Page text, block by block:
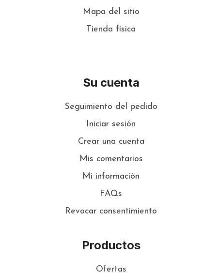
Mapa del sitio
Tienda física
Su cuenta
Seguimiento del pedido
Iniciar sesión
Crear una cuenta
Mis comentarios
Mi información
FAQs
Revocar consentimiento
Productos
Ofertas